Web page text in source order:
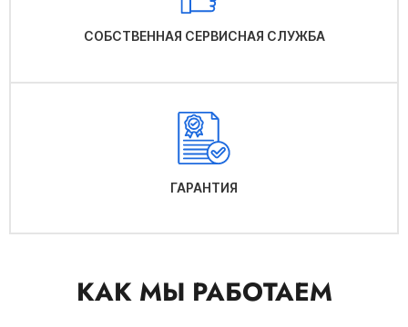
СОБСТВЕННАЯ СЕРВИСНАЯ СЛУЖБА
ГАРАНТИЯ
КАК МЫ РАБОТАЕМ